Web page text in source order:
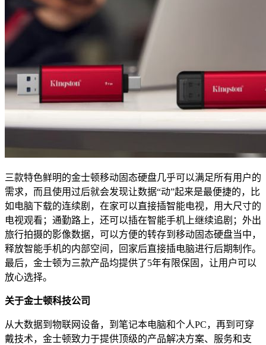
三款特色鲜明的金士顿移动固态硬盘几乎可以满足所有用户的
需求，而且使用过后就会发现让数据“动”起来是最便捷的，比
如电脑下载的连续剧，在家可以直接插智能电视，用大尺寸的
电视观看；通勤路上，还可以插在智能手机上继续追剧；外出
旅行拍摄的影像数据，可以方便的转存到移动固态硬盘当中，
释放智能手机的内部空间，回家后直接插电脑进行后期制作。
最后，金士顿为三款产品均提供了5年有限保固，让用户可以
放心选择。
关于金士顿科技公司
从大数据到物联网设备，到笔记本电脑和个人PC，再到可穿
戴技术，金士顿致力于提供顶级的产品解决方案、服务和支